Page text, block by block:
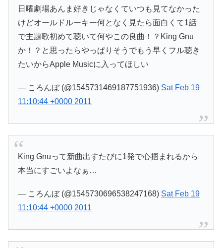
日曜劇場あんま好きじゃなくていつも見てなかった
けどオールドルーキー何となく見たら面白くて1話
で主題歌初めて聴いて何やこの良曲！？King Gnu
か！？と思ったらやっぱりそうでもう早くフル聴き
たいからApple Musicに入ってほしい
— ころんぼ (@1545731469187751936) Sat Feb 19
11:10:44 +0000 2011
King Gnuって新曲出すたびに1発で心掴まれるから
本当にすごいよなぁ…
— ころんぼ (@1545730696538247168) Sat Feb 19
11:10:44 +0000 2011